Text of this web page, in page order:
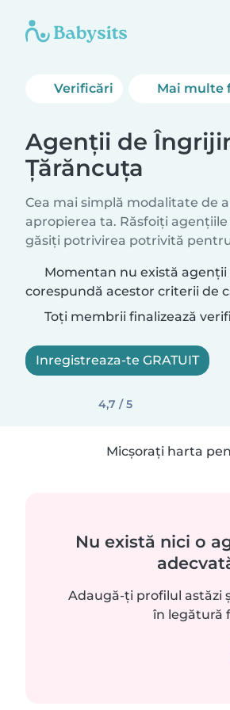
Verificări Mai multe
Agenții de
Ţărăncuţa
Cea mai simplă modalitate de
apropierea ta. Răsfoiți
găsiți potrivirea potrivită
Momentan nu există agenții
corespundă acestor criterii de
Toți membrii finalizează
Inregistreaza-te GRATUIT
4,7 / 5
Micșorați harta
Nu există nici o
Adaugă-ți profilul astăzi
în legătură